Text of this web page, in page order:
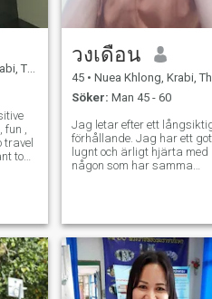
วงเดือน
45 • Nuea Khlong, Krabi, Thailand
Söker: Man 45 - 60
Jag letar efter ett
förhållande. Jag har ett
lugnt och ärligt hjärta med
någon som har samma